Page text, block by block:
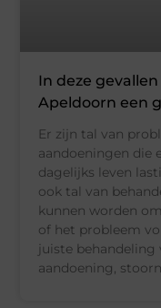
In deze
Apeldoorn een
Er zijn tal van
aandoeningen die
dagelijks leven
ook tal van
kunnen worden
of het probleem
juiste
aandoening,